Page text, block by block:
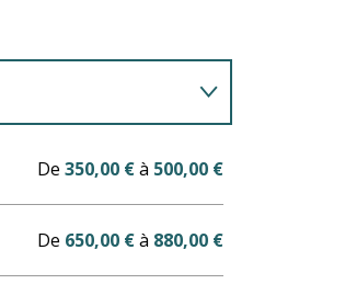
De350,00 €à 500,00 €
De 650,00 €à 880,00 €